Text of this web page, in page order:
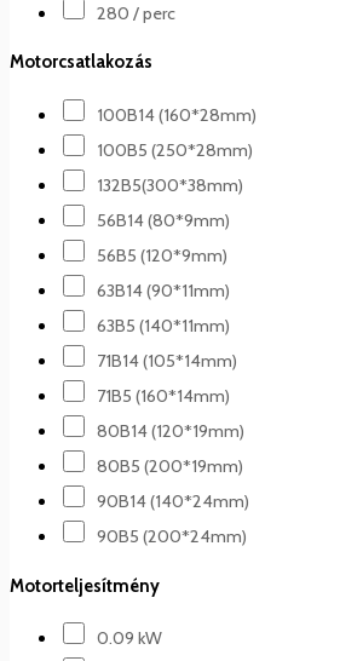
280 / perc
Motorcsatlakozás
100B14 (160*28mm)
100B5 (250*28mm)
132B5(300*38mm)
56B14 (80*9mm)
56B5 (120*9mm)
63B14 (90*11mm)
63B5 (140*11mm)
71B14 (105*14mm)
71B5 (160*14mm)
80B14 (120*19mm)
80B5 (200*19mm)
90B14 (140*24mm)
90B5 (200*24mm)
Motorteljesítmény
0.09 kW